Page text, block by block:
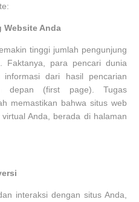
Website Anda
tinggi jumlah pengunjung
Faktanya, para pencari dunia
informasi dari hasil pencarian
depan (first page). Tugas
memastikan bahwa situs web
Anda, berada di halaman
interaksi dengan situs Anda,